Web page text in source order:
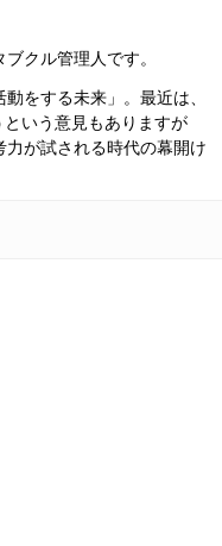
クル管理人です。
をする未来」。最近は、
いう意見もありますが
力が試される時代の幕開け